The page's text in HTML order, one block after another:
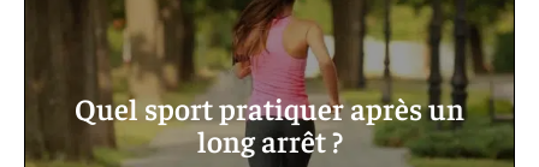
Quel sport pratiquer après un
long arrêt ?